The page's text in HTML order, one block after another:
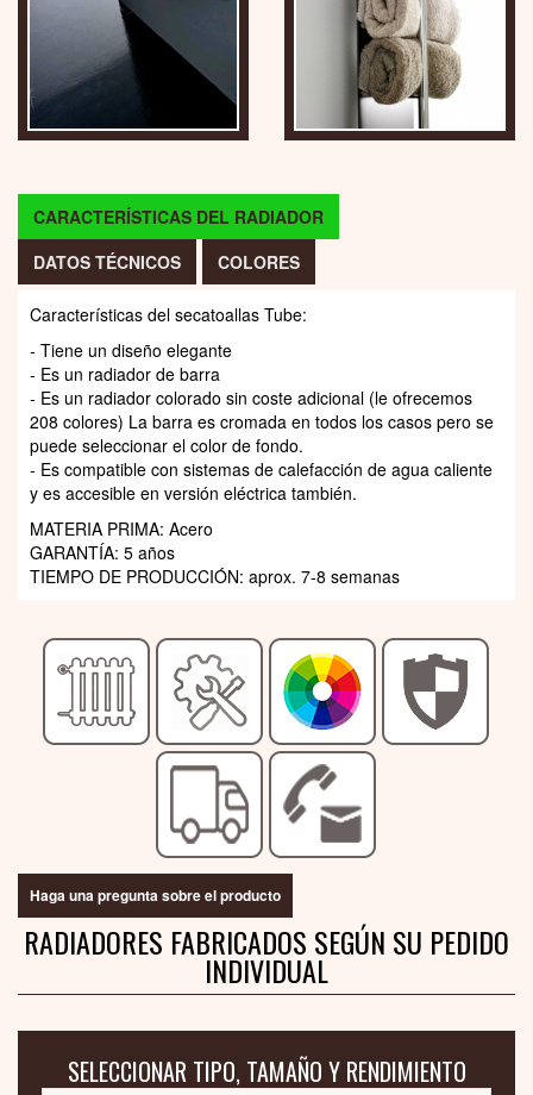
CARACTERÍSTICAS DEL RADIADOR
DATOS TÉCNICOS
COLORES
Características del secatoallas Tube:
- Tiene un diseño elegante
- Es un radiador de barra
- Es un radiador colorado sin coste adicional (le ofrecemos
208 colores) La barra es cromada en todos los casos pero se
puede seleccionar el color de fondo.
- Es compatible con sistemas de calefacción de agua caliente
y es accesible en versión eléctrica también.
MATERIA PRIMA: Acero
GARANTÍA: 5 años
TIEMPO DE PRODUCCIÓN: aprox. 7-8 semanas
Haga una pregunta sobre el producto
RADIADORES FABRICADOS SEGÚN SU PEDIDO
INDIVIDUAL
SELECCIONAR TIPO, TAMAÑO Y RENDIMIENTO